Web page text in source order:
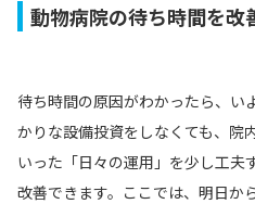
動物病院の待ち時間を改
待ち時間の原因がわかったら、い
かりな設備投資をしなくても、院
いった「日々の運用」を少し工夫
改善できます。ここでは、明日か